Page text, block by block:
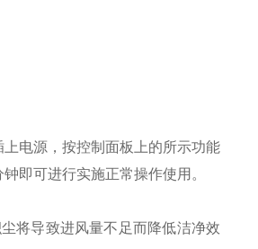
电源，按控制面板上的所示功能
即可进行实施正常操作使用。
将导致进风量不足而降低洁净效